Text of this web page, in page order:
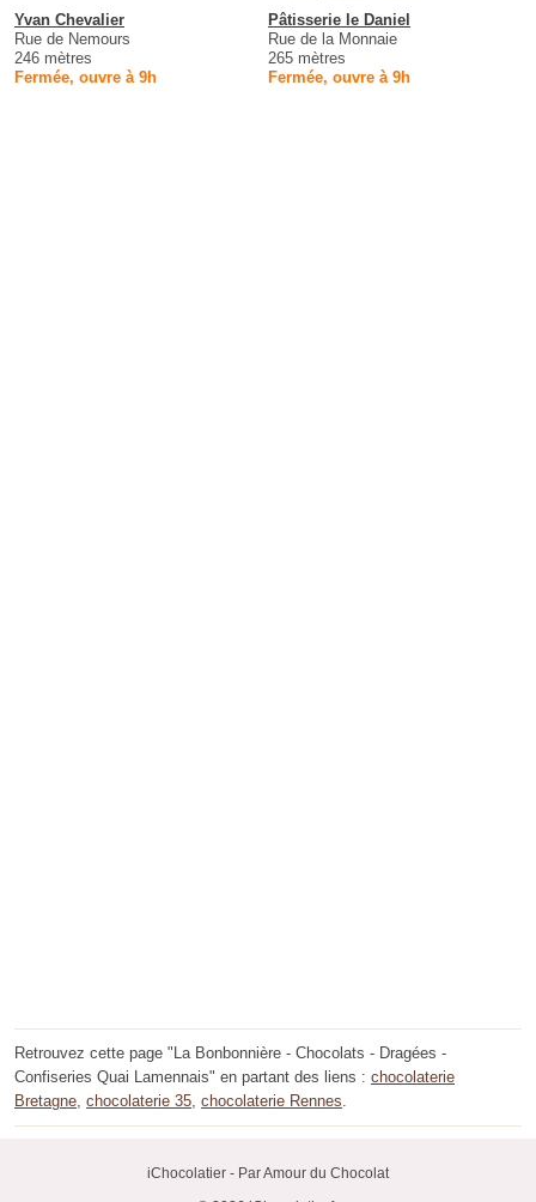
Yvan Chevalier
Rue de Nemours
246 mètres
Fermée, ouvre à 9h
Pâtisserie le Daniel
Rue de la Monnaie
265 mètres
Fermée, ouvre à 9h
Retrouvez cette page "La Bonbonnière - Chocolats - Dragées -
Confiseries Quai Lamennais" en partant des liens : chocolaterie
Bretagne, chocolaterie 35, chocolaterie Rennes.
iChocolatier - Par Amour du Chocolat